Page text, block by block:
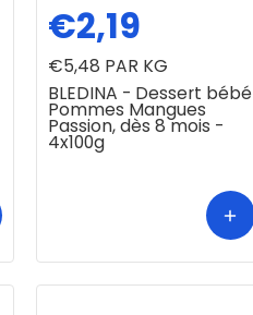
BLEDINA - Dessert bébé
Pommes Mangues
Passion, dès 8 mois -
4x100g
€2,19
€5,48 PAR KG